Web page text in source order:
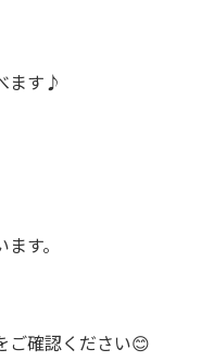
ます♪
す。
ご確認ください😊